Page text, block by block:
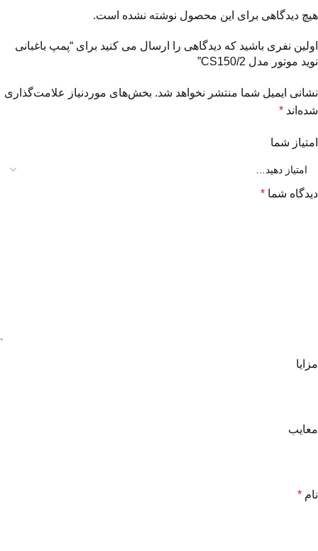
هیچ دیدگاهی برای این محصول نوشته نشده است.
اولین نفری باشید که دیدگاهی را ارسال می کنید برای “پمپ باغبانی
نوید موتور مدل CS150/2”
نشانی ایمیل شما منتشر نخواهد شد. بخش‌های موردنیاز علامت‌گذاری
شده‌اند *
امتیاز شما
دیدگاه شما *
مزایا
معایب
نام *